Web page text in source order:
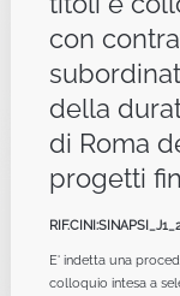
con
della
di Roma
progetti
E' indetta una
colloquio intesa a